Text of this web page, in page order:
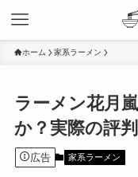
ホーム 家系ラーメン
ラーメン花月
か？実際の評
広告 家系ラーメン